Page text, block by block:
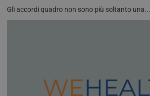
Gli accordi quadro non sono più soltanto una...